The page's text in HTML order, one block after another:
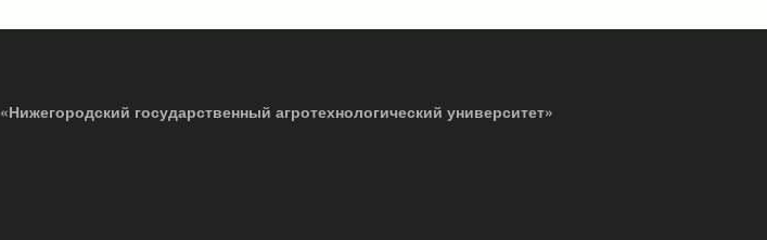
«Нижегородский государственный агротехнологический университет»